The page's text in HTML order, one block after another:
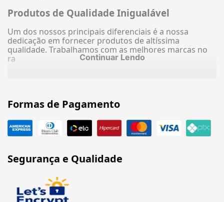
Produtos de Qualidade Inigualável
Um dos nossos principais diferenciais é a nossa
dedicação em fornecer produtos de altíssima
qualidade. Trabalhamos com as melhores marcas no
ra
Continuar Lendo
Formas de Pagamento
Segurança e Qualidade